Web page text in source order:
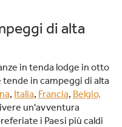
di alta
in tenda lodge in otto
in campeggi di alta
, Italia, Francia, Belgio,
un'avventura
i Paesi più caldi